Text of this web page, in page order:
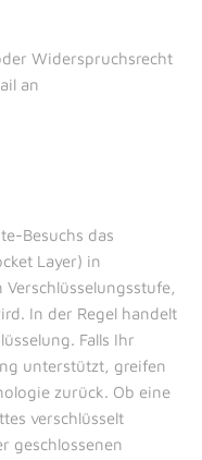
Widerspruchsrecht
an
Besuchs das
Layer) in
In der Regel handelt
Falls Ihr
unterstützt, greifen
zurück. Ob eine
verschlüsselt
geschlossenen